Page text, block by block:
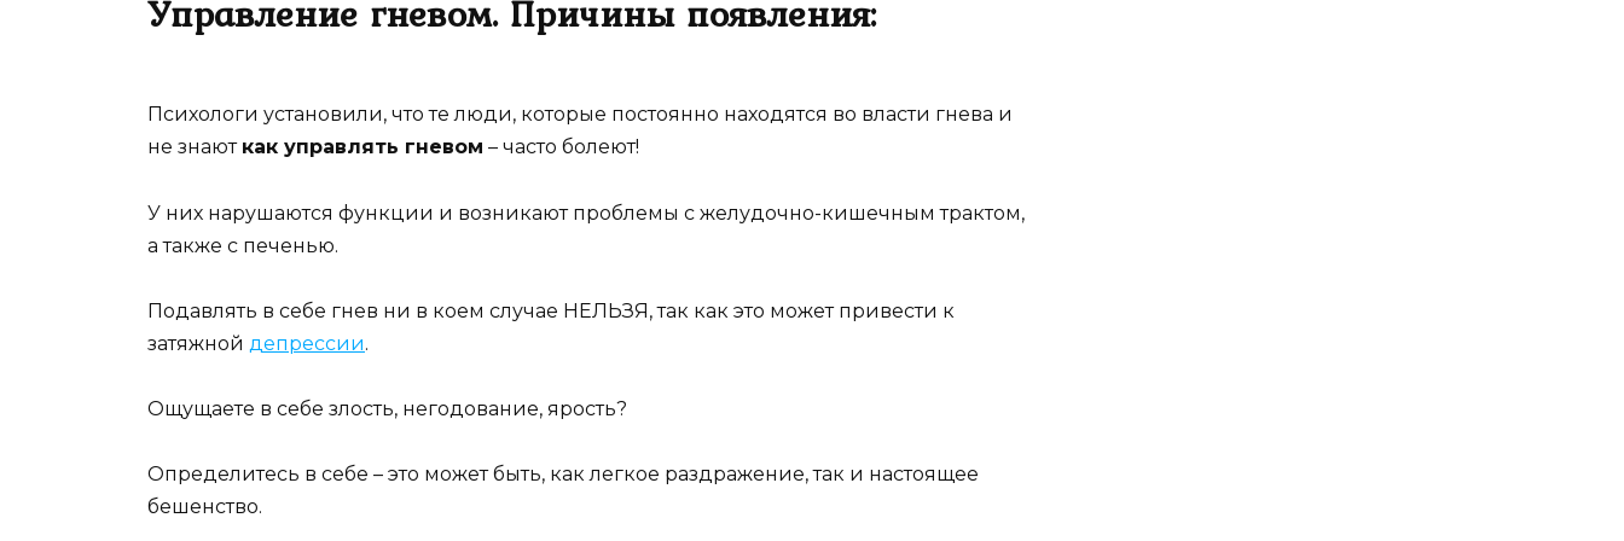
Управление гневом. Причины появления:
Психологи установили, что те люди, которые постоянно находятся во власти гнева и
не знают как управлять гневом – часто болеют!
У них нарушаются функции и возникают проблемы с желудочно-кишечным трактом,
а также с печенью.
Подавлять в себе гнев ни в коем случае НЕЛЬЗЯ, так как это может привести к
затяжной депрессии.
Ощущаете в себе злость, негодование, ярость?
Определитесь в себе – это может быть, как легкое раздражение, так и настоящее
бешенство.